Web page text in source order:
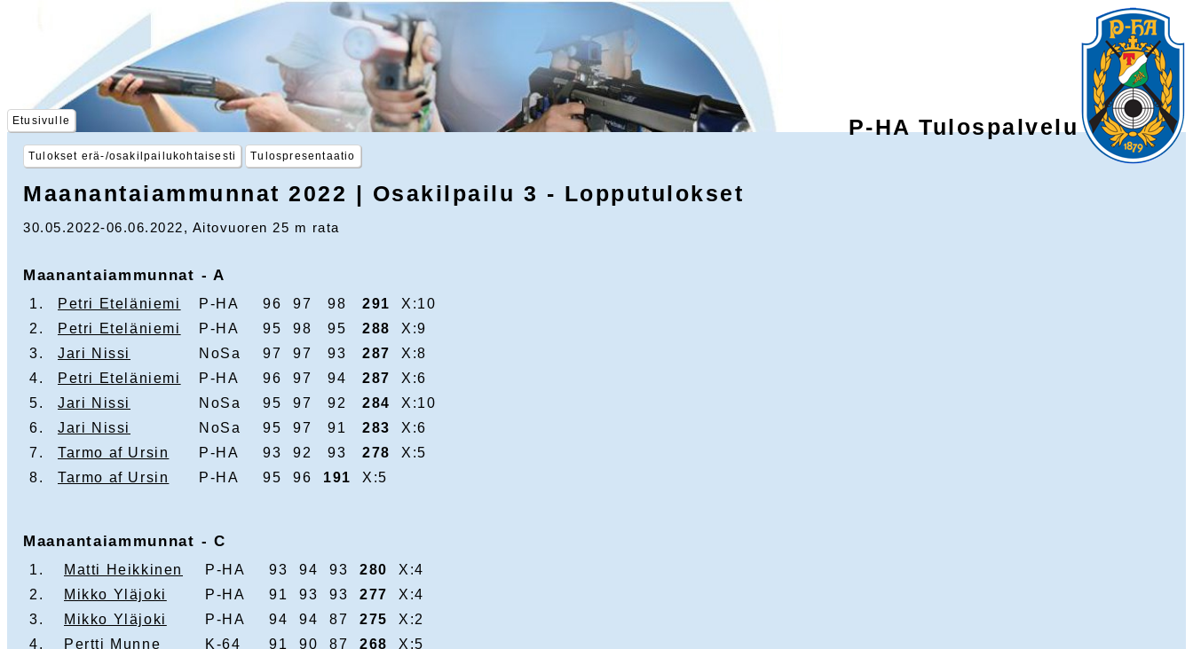
Etusivulle P-HA Tulospalvelu
Tulokset erä-/osakilpailukohtaisesti Tulospresentaatio
Maanantaiammunnat 2022 | Osakilpailu 3 - Lopputulokset
30.05.2022-06.06.2022, Aitovuoren 25 m rata
Maanantaiammunnat - A
1. Petri Eteläniemi P-HA 96 97 98 291
X:10
2.
Petri Eteläniemi P-HA 95 98 95 288
X:9
3.
Jari Nissi NoSa 97 97 93 287
X:8
4.
Petri Eteläniemi P-HA 96 97 94 287
X:6
5.
Jari Nissi NoSa 95 97 92 284
X:10
6.
Jari Nissi NoSa 95 97 91 283
X:6
7.
Tarmo af Ursin P-HA 93 92 93 278
X:5
8.
Tarmo af Ursin P-HA 95 96 191 X:5
Maanantaiammunnat - C
1. Matti Heikkinen P-HA 93 94 93 280
X:4
2.
Mikko Yläjoki P-HA 91 93 93 277
X:4
3.
Mikko Yläjoki P-HA 94 94 87 275
X:2
4.
Pertti Munne K-64 91 90 87 268
X:5